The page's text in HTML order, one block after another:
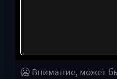
🥶 Внимание, может